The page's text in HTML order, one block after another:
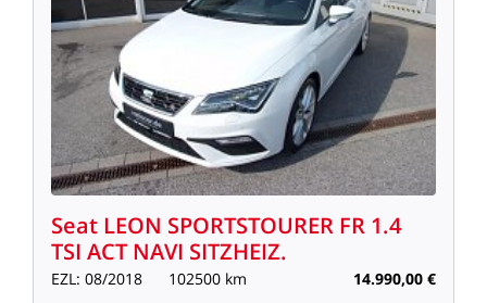
Seat LEON SPORTSTOURER FR 1.4
TSI ACT NAVI SITZHEIZ.
EZL: 08/2018 102500 km 14.990,00 €